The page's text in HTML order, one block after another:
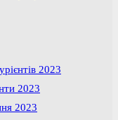
2023
2023
2023